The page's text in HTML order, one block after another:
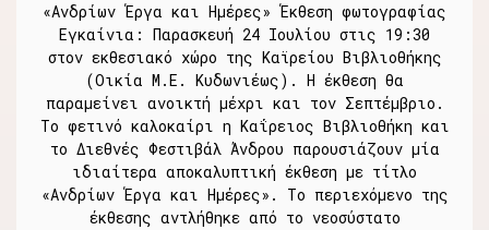
«Ανδρίων Έργα και Ημέρες» Έκθεση φωτογραφίας
Εγκαίνια: Παρασκευή 24 Ιουλίου στις 19:30
στον εκθεσιακό χώρο της Καϊρείου Βιβλιοθήκης
(Οικία Μ.Ε. Κυδωνιέως). Η έκθεση θα
παραμείνει ανοικτή μέχρι και τον Σεπτέμβριο.
Το φετινό καλοκαίρι η Καΐρειος Βιβλιοθήκη και
το Διεθνές Φεστιβάλ Άνδρου παρουσιάζουν μία
ιδιαίτερα αποκαλυπτική έκθεση με τίτλο
«Ανδρίων Έργα και Ημέρες». Το περιεχόμενο της
έκθεσης αντλήθηκε από το νεοσύστατο